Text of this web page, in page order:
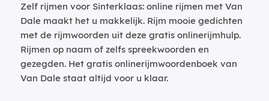
Zelf rijmen voor Sinterklaas: online rijmen met Van
Dale maakt het u makkelijk. Rijm mooie gedichten
met de rijmwoorden uit deze gratis onlinerijmhulp.
Rijmen op naam of zelfs spreekwoorden en
gezegden. Het gratis onlinerijmwoordenboek van
Van Dale staat altijd voor u klaar.